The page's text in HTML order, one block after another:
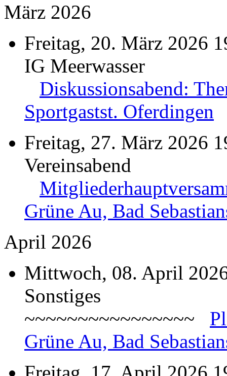
März 2026
Freitag, 20. März 2026
IG Meerwasser
Diskussionsabend:
Sportgastst. Oferdingen
Freitag, 27. März 2026
Vereinsabend
Grüne Au, Bad
April 2026
Mittwoch, 08. April
Sonstiges
~~~~~~~~~~~~~~~~
Grüne Au, Bad